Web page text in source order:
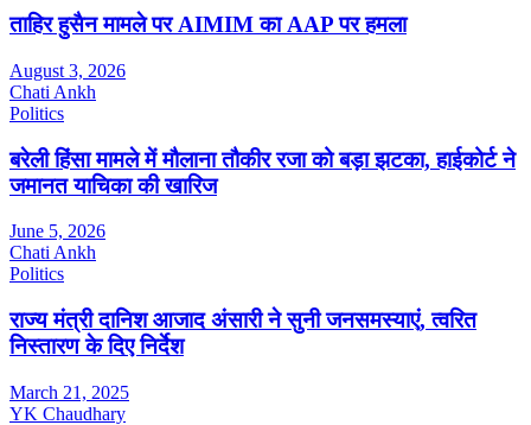
ताहिर हुसैन मामले पर AIMIM का AAP पर हमला
August 3, 2026
Chati Ankh
Politics
बरेली हिंसा मामले में मौलाना तौकीर रजा को बड़ा झटका, हाईकोर्ट ने
जमानत याचिका की खारिज
June 5, 2026
Chati Ankh
Politics
राज्य मंत्री दानिश आजाद अंसारी ने सुनी जनसमस्याएं, त्वरित
निस्तारण के दिए निर्देश
March 21, 2025
YK Chaudhary